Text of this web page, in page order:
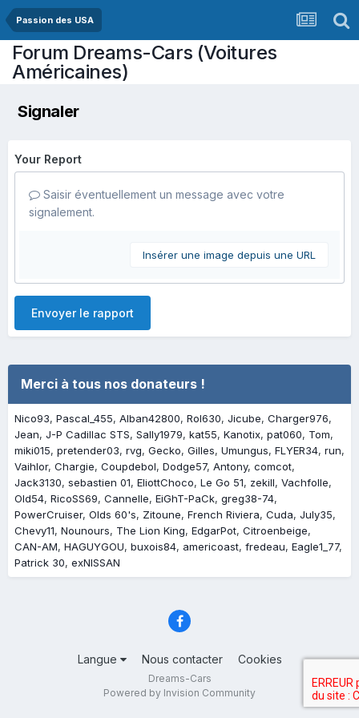
Passion des USA
Forum Dreams-Cars (Voitures
Américaines)
Signaler
Your Report
Saisir éventuellement un message avec votre
signalement.
Insérer une image depuis une URL
Envoyer le rapport
Merci à tous nos donateurs !
Nico93 Pascal_455 Alban42800 Rol630 Jicube Charger976
Jean J-P Cadillac STS Sally1979 kat55 Kanotix pat060
Tom
miki015 pretender03 rvg Gecko Gilles Umungus FLYER34 run
Vaihlor Chargie Coupdebol Dodge57 Antony comcot
Jack3130 sebastien 01 EliottChoco Le Go 51 zekill Vachfolle
Old54 RicoSS69 Cannelle EiGhT-PaCk greg38-74
PowerCruiser Olds 60's Zitoune French Riviera Cuda July35
Chevy11 Nounours The Lion King EdgarPot Citroenbeige
CAN-AM HAGUYGOU buxois84 americoast fredeau Eagle1_77
Patrick 30 exNISSAN
Langue Nous contacter Cookies
Dreams-Cars
Powered by Invision Community